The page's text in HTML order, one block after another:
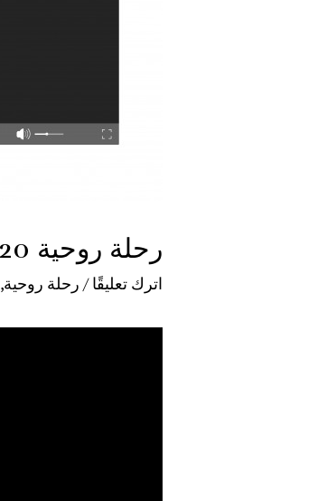
رحلة روحية 2020 الحلقة 8 – التسيير و التخيير
اترك تعليقًا / رحلة روحية,